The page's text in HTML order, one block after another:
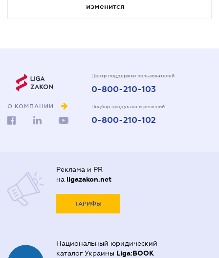
изменится
О КОМПАНИИ
Центр поддержки пользователей
0-800-210-103
Подбор продуктов и решений
0-800-210-102
Реклама и PR
на ligazakon.net
ТАРИФЫ
Национальный юридический
каталог Украины Liga:BOOK